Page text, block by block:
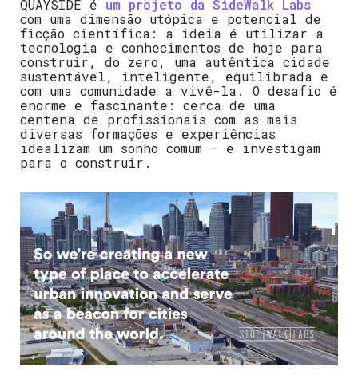
QUAYSIDE é um projeto da SideWalk Labs
com uma dimensão utópica e potencial de
ficção científica: a ideia é utilizar a
tecnologia e conhecimentos de hoje para
construir, do zero, uma autêntica cidade
sustentável, inteligente, equilibrada e
com uma comunidade a vivê-la. O desafio é
enorme e fascinante: cerca de uma
centena de profissionais com as mais
diversas formações e experiências
idealizam um sonho comum – e investigam
para o construir.